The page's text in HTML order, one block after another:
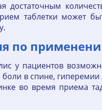
достаточным
таблетки может
по
у пациентов
боли в спине,
во время приема